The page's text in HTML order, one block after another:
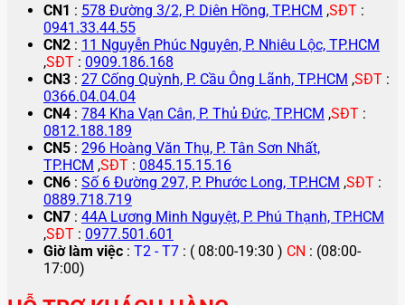
CN1 : 578 Đường 3/2, P. Diên Hồng, TP.HCM ,SĐT :
0941.33.44.55
CN2 : 11 Nguyễn Phúc Nguyên, P. Nhiêu Lộc, TP.HCM
,SĐT : 0909.186.168
CN3 : 27 Cống Quỳnh, P. Cầu Ông Lãnh, TP.HCM ,SĐT :
0366.04.04.04
CN4 : 784 Kha Vạn Cân, P. Thủ Đức, TP.HCM ,SĐT :
0812.188.189
CN5 : 296 Hoàng Văn Thụ, P. Tân Sơn Nhất,
TP.HCM ,SĐT : 0845.15.15.16
CN6 : Số 6 Đường 297, P. Phước Long, TP.HCM ,SĐT :
0889.718.719
CN7 : 44A Lương Minh Nguyệt, P. Phú Thạnh, TP.HCM
,SĐT : 0977.501.601
Giờ làm việc : T2 - T7 : ( 08:00-19:30 ) CN : (08:00-
17:00)